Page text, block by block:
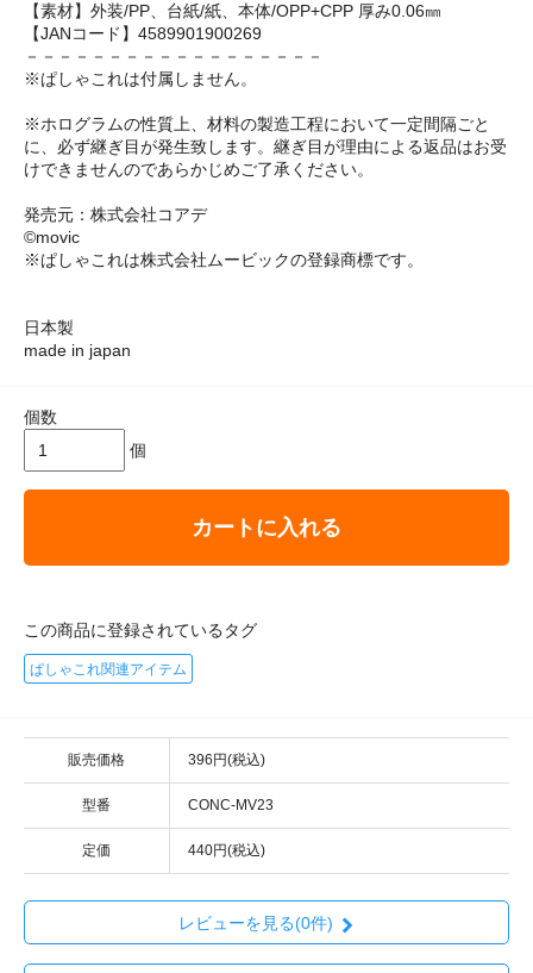
【素材】外装/PP、台紙/紙、本体/OPP+CPP 厚み0.06㎜
【JANコード】4589901900269
－－－－－－－－－－－－－－－－－－
※ぱしゃこれは付属しません。
※ホログラムの性質上、材料の製造工程において一定間隔ごと
に、必ず継ぎ目が発生致します。継ぎ目が理由による返品はお受
けできませんのであらかじめご了承ください。
発売元：株式会社コアデ
©movic
※ぱしゃこれは株式会社ムービックの登録商標です。
日本製
made in japan
個数
個
カートに入れる
この商品に登録されているタグ
ぱしゃこれ関連アイテム
販売価格 396円(税込)
型番 CONC-MV23
定価 440円(税込)
レビューを見る(0件)